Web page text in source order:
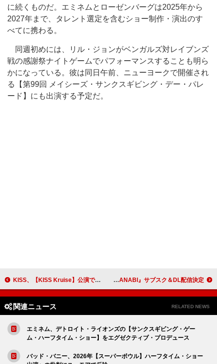
に続くものだ。エミネムとローゼンバーグは2025年から
2027年まで、タレント選定を含むショー制作・演出のす
べてに携わる。
同週初めには、リル・ジョンがベンガルズ対レイブンズ
戦の感謝祭ナイトゲームでパフォーマンスすることも明ら
かになっている。彼は同日午前、ニューヨークで開催され
る【第99回 メイシーズ・サンクスギビング・デー・パレ
ード】にも出演する予定だ。
KISS、【KISS Kruise】公演で故エース・フレーリーにキャンドルを掲げて追悼 timelesz、AL『FAM』／ファンとの花火イベントを彩った楽曲コンピ『HANABI』サブスク＆DL配信決定
関連ニュース RELATED NEWS
エミネム、デトロイト・ライオンズの【サンクスギビング・ゲー
ム・ハーフタイム・ショー】をエグゼクティブ・プロデュース
バッド・バニー、2026年【スーパーボウル】ハーフタイム・ショー